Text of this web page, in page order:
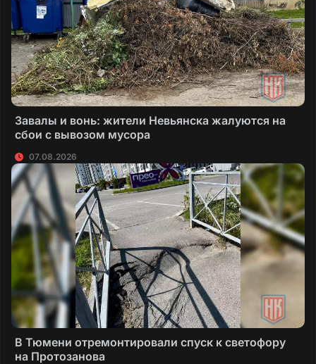
Завалы и вонь: жители Невьянска жалуются на
сбои с вывозом мусора
07.08.2026
В Тюмени отремонтировали спуск к светофору
на Протозанова